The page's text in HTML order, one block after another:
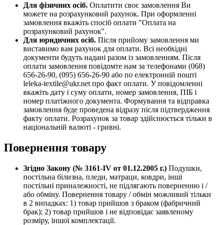
Для фізичних осіб. Оплатити своє замовлення Ви
можете на розрахунковий рахунок. При оформленні
замовлення вкажіть спосіб оплати "Оплата на
розрахунковий рахунок".
Для юридичних осіб. Після прийому замовлення ми
виставимо вам рахунок для оплати. Всі необхідні
документи будуть надані разом із замовленням. Після
оплати замовлення повідомте нам за телефонами (068)
656-26-90, (095) 656-26-90 або по електронній пошті
leleka-textile@ukr.net про факт оплати. У повідомленні
вкажіть дату і суму оплати, номер замовлення, ПІБ і
номер платіжного документа. Формування та відправка
замовлення буде проведена відразу після підтвердження
факту оплати. Розрахунок за товар здійснюється тільки в
національній валюті - гривні.
Повернення товару
Згідно Закону (№ 3161-IV от 01.12.2005 г.) Подушки,
постільна білизна, пледи, матраци, ковдри, інші
постільні приналежності, не підлягають поверненню і /
або обміну. Повернення товару / обмін можливий тільки
в 2 випадках: 1) товар прийшов з браком (фабричний
брак); 2) товар прийшов і не відповідає заявленому
розміру, іншої комплектації.